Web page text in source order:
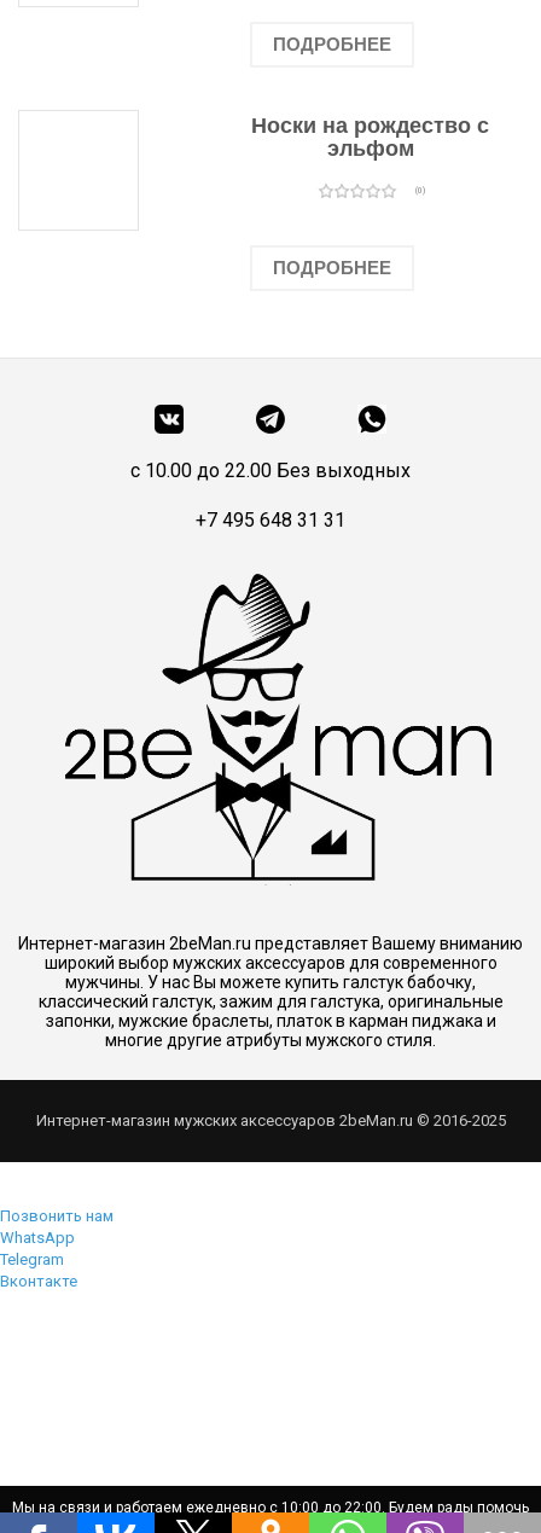
ПОДРОБНЕЕ
Носки на рождество с
эльфом
(0)
ПОДРОБНЕЕ
c 10.00 до 22.00 Без выходных
+7 495 648 31 31
Интернет-магазин 2beMan.ru представляет Вашему вниманию
широкий выбор мужских аксессуаров для современного
мужчины. У нас Вы можете купить галстук бабочку,
классический галстук, зажим для галстука, оригинальные
запонки, мужские браслеты, платок в карман пиджака и
многие другие атрибуты мужского стиля.
Интернет-магазин мужских аксессуаров 2beMan.ru © 2016-2025
Мы на связи и работаем ежедневно с 10:00 до 22:00. Будем рады помочь
вам!
Мы на связи и работаем ежедневно с 10:00 до 22:00. Будем рады помочь
вам!
Позвонить нам
WhatsApp
Telegram
Вконтакте